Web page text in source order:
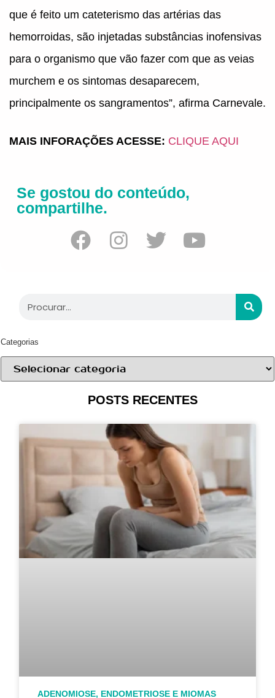
que é feito um cateterismo das artérias das
hemorroidas, são injetadas substâncias inofensivas
para o organismo que vão fazer com que as veias
murchem e os sintomas desaparecem,
principalmente os sangramentos”, afirma Carnevale.
MAIS INFORAÇÕES ACESSE: CLIQUE AQUI
Se gostou do conteúdo,
compartilhe.
Categorias
POSTS RECENTES
ADENOMIOSE, ENDOMETRIOSE E MIOMAS